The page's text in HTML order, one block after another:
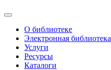
О библиотеке
Электронная библиотека
Услуги
Ресурсы
Каталоги